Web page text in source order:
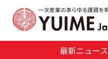
最新ニュース